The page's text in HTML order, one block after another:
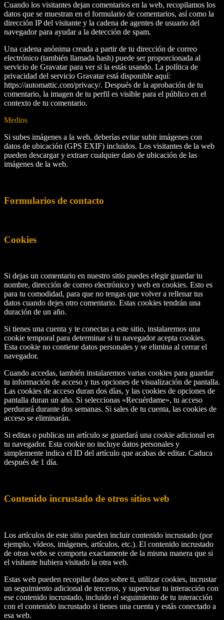
Cuando los visitantes dejan comentarios en la web, recopilamos los
datos que se muestran en el formulario de comentarios, así como la
dirección IP del visitante y la cadena de agentes de usuario del
navegador para ayudar a la detección de spam.
Una cadena anónima creada a partir de tu dirección de correo
electrónico (también llamada hash) puede ser proporcionada al
servicio de Gravatar para ver si la estás usando. La política de
privacidad del servicio Gravatar está disponible aquí:
https://automattic.com/privacy/. Después de la aprobación de tu
comentario, la imagen de tu perfil es visible para el público en el
contexto de tu comentario.
Medios
Si subes imágenes a la web, deberías evitar subir imágenes con
datos de ubicación (GPS EXIF) incluidos. Los visitantes de la web
pueden descargar y extraer cualquier dato de ubicación de las
imágenes de la web.
Formularios de contacto
Cookies
Si dejas un comentario en nuestro sitio puedes elegir guardar tu
nombre, dirección de correo electrónico y web en cookies. Esto es
para tu comodidad, para que no tengas que volver a rellenar tus
datos cuando dejes otro comentario. Estas cookies tendrán una
duración de un año.
Si tienes una cuenta y te conectas a este sitio, instalaremos una
cookie temporal para determinar si tu navegador acepta cookies.
Esta cookie no contiene datos personales y se elimina al cerrar el
navegador.
Cuando accedas, también instalaremos varias cookies para guardar
tu información de acceso y tus opciones de visualización de pantalla.
Las cookies de acceso duran dos días, y las cookies de opciones de
pantalla duran un año. Si seleccionas «Recuérdame», tu acceso
perdurará durante dos semanas. Si sales de tu cuenta, las cookies de
acceso se eliminarán.
Si editas o publicas un artículo se guardará una cookie adicional en
tu navegador. Esta cookie no incluye datos personales y
simplemente indica el ID del artículo que acabas de editar. Caduca
después de 1 día.
Contenido incrustado de otros sitios web
Los artículos de este sitio pueden incluir contenido incrustado (por
ejemplo, vídeos, imágenes, artículos, etc.). El contenido incrustado
de otras webs se comporta exactamente de la misma manera que si
el visitante hubiera visitado la otra web.
Estas web pueden recopilar datos sobre ti, utilizar cookies, incrustar
un seguimiento adicional de terceros, y supervisar tu interacción con
ese contenido incrustado, incluido el seguimiento de tu interacción
con el contenido incrustado si tienes una cuenta y estás conectado a
esa web.